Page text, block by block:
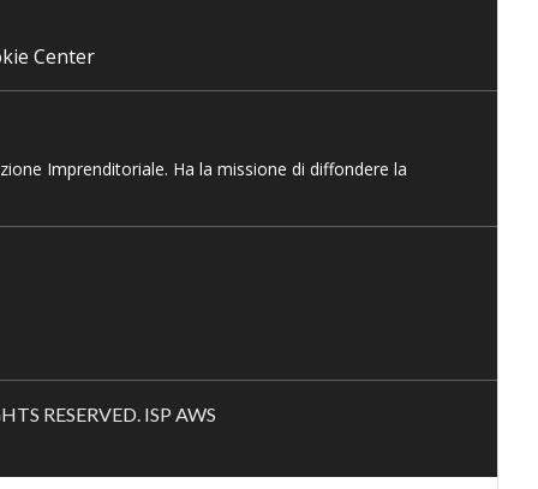
Center
Imprenditoriale. Ha la missione di diffondere la
RESERVED. ISP AWS